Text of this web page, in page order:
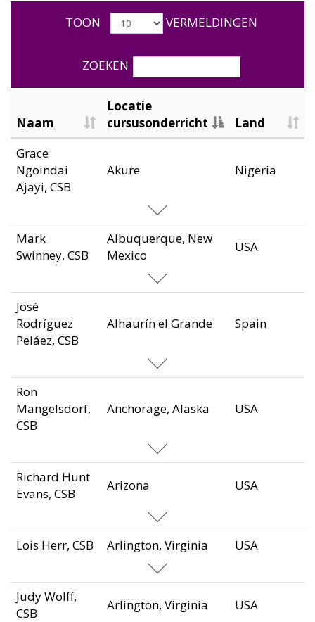
TOON VERMELDINGEN
ZOEKEN
Naam
Locatie
cursusonderricht
Land
Grace
Ngoindai
Ajayi, CSB
Akure Nigeria
Mark
Swinney, CSB
Albuquerque, New
Mexico
USA
José
Rodríguez
Peláez, CSB
Alhaurín el Grande Spain
Ron
Mangelsdorf,
CSB
Anchorage, Alaska USA
Richard Hunt
Evans, CSB
Arizona USA
Lois Herr, CSB Arlington, Virginia USA
Judy Wolff,
CSB
Arlington, Virginia USA